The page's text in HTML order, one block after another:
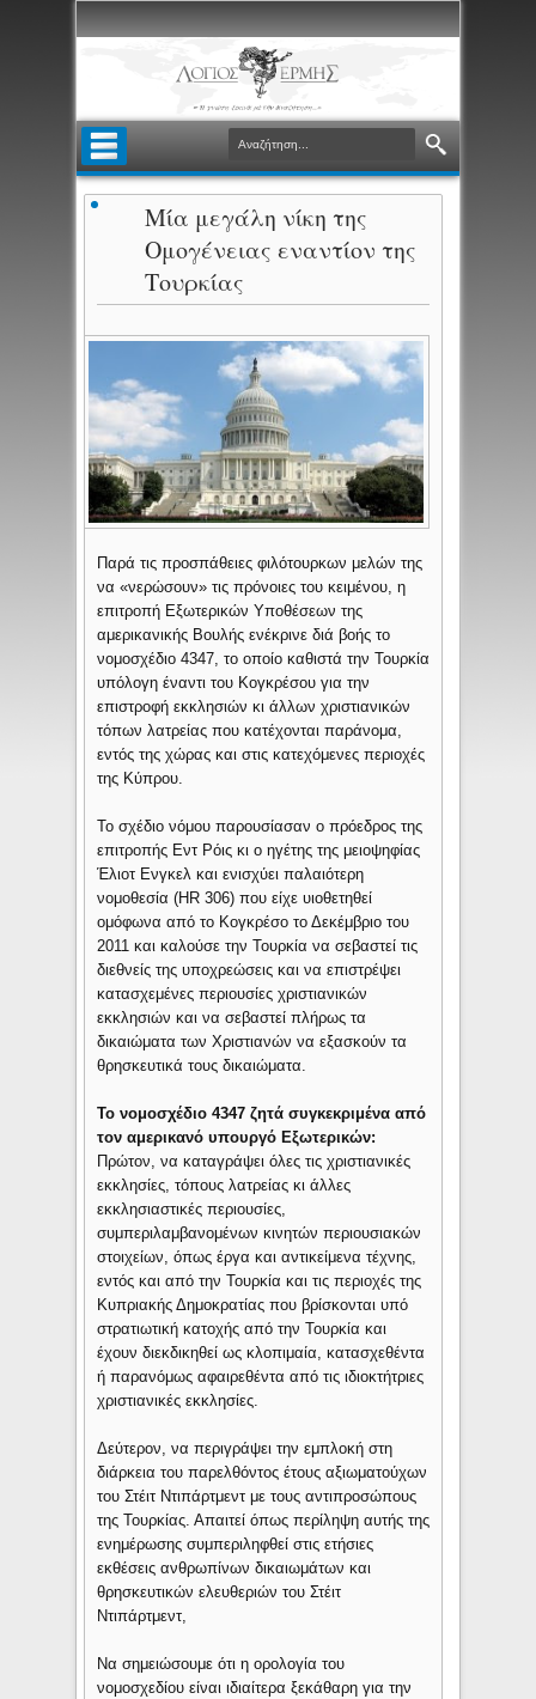
Μία μεγάλη νίκη της
Ομογένειας εναντίον της
Τουρκίας
Παρά τις προσπάθειες φιλότουρκων μελών της
να «νερώσουν» τις πρόνοιες του κειμένου, η
επιτροπή Εξωτερικών Υποθέσεων της
αμερικανικής Βουλής ενέκρινε διά βοής το
νομοσχέδιο 4347, το οποίο καθιστά την Τουρκία
υπόλογη έναντι του Κογκρέσου για την
επιστροφή εκκλησιών κι άλλων χριστιανικών
τόπων λατρείας που κατέχονται παράνομα,
εντός της χώρας και στις κατεχόμενες περιοχές
της Κύπρου.
Το σχέδιο νόμου παρουσίασαν ο πρόεδρος της
επιτροπής Εντ Ρόις κι ο ηγέτης της μειοψηφίας
Έλιοτ Ενγκελ και ενισχύει παλαιότερη
νομοθεσία (HR 306) που είχε υιοθετηθεί
ομόφωνα από το Κογκρέσο το Δεκέμβριο του
2011 και καλούσε την Τουρκία να σεβαστεί τις
διεθνείς της υποχρεώσεις και να επιστρέψει
κατασχεμένες περιουσίες χριστιανικών
εκκλησιών και να σεβαστεί πλήρως τα
δικαιώματα των Χριστιανών να εξασκούν τα
θρησκευτικά τους δικαιώματα.
Το νομοσχέδιο 4347 ζητά συγκεκριμένα από
τον αμερικανό υπουργό Εξωτερικών:
Πρώτον, να καταγράψει όλες τις χριστιανικές
εκκλησίες, τόπους λατρείας κι άλλες
εκκλησιαστικές περιουσίες,
συμπεριλαμβανομένων κινητών περιουσιακών
στοιχείων, όπως έργα και αντικείμενα τέχνης,
εντός και από την Τουρκία και τις περιοχές της
Κυπριακής Δημοκρατίας που βρίσκονται υπό
στρατιωτική κατοχής από την Τουρκία και
έχουν διεκδικηθεί ως κλοπιμαία, κατασχεθέντα
ή παρανόμως αφαιρεθέντα από τις ιδιοκτήτριες
χριστιανικές εκκλησίες.
Δεύτερον, να περιγράψει την εμπλοκή στη
διάρκεια του παρελθόντος έτους αξιωματούχων
του Στέιτ Ντιπάρτμεντ με τους αντιπροσώπους
της Τουρκίας. Απαιτεί όπως περίληψη αυτής της
ενημέρωσης συμπεριληφθεί στις ετήσιες
εκθέσεις ανθρωπίνων δικαιωμάτων και
θρησκευτικών ελευθεριών του Στέιτ
Ντιπάρτμεντ,
Να σημειώσουμε ότι η ορολογία του
νομοσχεδίου είναι ιδιαίτερα ξεκάθαρη για την